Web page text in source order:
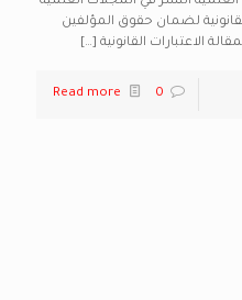
لضمان حقوق المؤلفين
الاعتبارات القانونية […]
0
Read more